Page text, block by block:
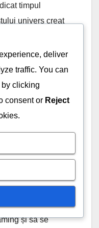
timpul
univers creat
un talent pentru
ascunse
la detalii,
expertiza în
de
a drop-urilor de
i pe
să-și
de joc.
Marcus îi place
și să se
deliver
traffic. You can
clicking
consent or Reject